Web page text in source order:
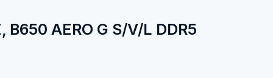
B650 AERO G S/V/L DDR5